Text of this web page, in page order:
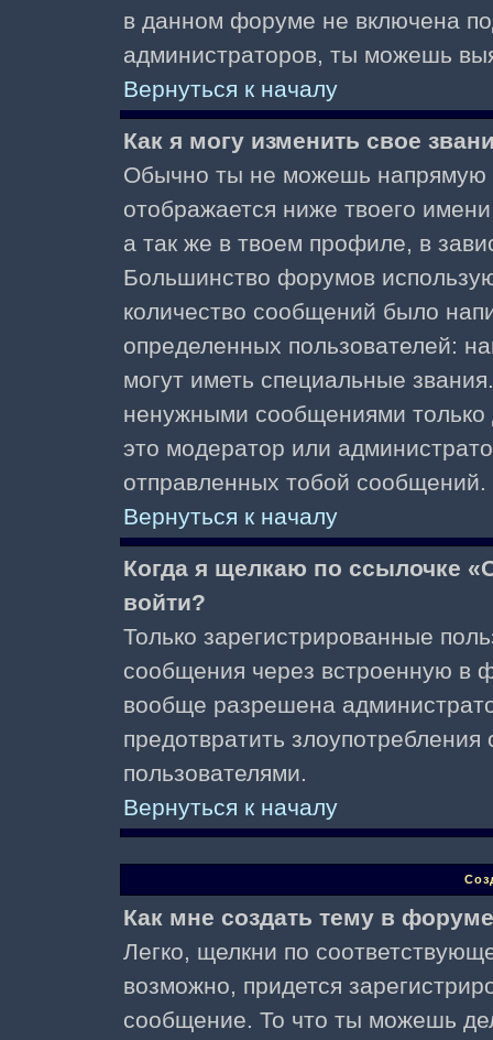
в данном форуме не включена
администраторов, ты можешь
Вернуться к началу
Как я могу изменить свое
Обычно ты не можешь напрямую
отображается ниже твоего
а так же в твоем профиле, в
Большинство форумов
количество сообщений было
определенных пользователей:
могут иметь специальные
ненужными сообщениями только
это модератор или
отправленных тобой сообщений.
Вернуться к началу
Когда я щелкаю по ссылочке
войти?
Только зарегистрированные
сообщения через встроенную в
вообще разрешена
предотвратить
пользователями.
Вернуться к началу
Как мне создать тему в
Легко, щелкни по
возможно, придется
сообщение. То что ты можешь